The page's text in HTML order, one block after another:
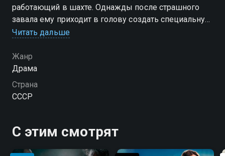
работающий в шахте. Однажды после страшного
завала ему приходит в голову создать специальную
машину, которая поможет шахтёрам в работе. Но
стороны окружающих
Читать дальше
Жанр
Драма
Страна
СССР
С этим смотрят